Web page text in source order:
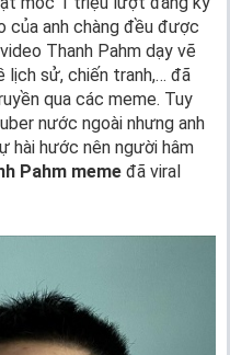
của anh chàng đều được
Thanh Pahm dạy vẽ
lịch sử, chiến tranh,… đã
qua các meme. Tuy
nước ngoài nhưng anh
hài hước nên người hâm
Pahm meme đã viral